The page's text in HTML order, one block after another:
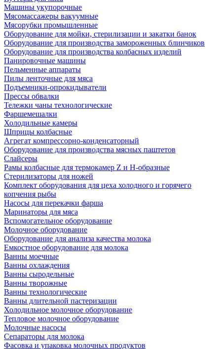
Машины укупорочные
Мясомассажеры вакуумные
Мясорубки промышленные
Оборудование для мойки, стерилизации и закатки банок
Оборудование для производства замороженных блинчиков
Оборудование для производства колбасных изделий
Панировочные машины
Пельменные аппараты
Пилы ленточные для мяса
Подъемники-опрокидыватели
Прессы обвалки
Тележки чаны технологические
Фаршемешалки
Холодильные камеры
Шприцы колбасные
Агрегат компрессорно-конденсаторный
Оборудование для производства мясных паштетов
Слайсеры
Рамы колбасные для термокамер Z и H-образные
Стерилизаторы для ножей
Комплект оборудования для цеха холодного и горячего
копчения рыбы
Насосы для перекачки фарша
Маринаторы для мяса
Вспомогательное оборудование
Молочное оборудование
Оборудование для анализа качества молока
Емкостное оборудование для молока
Ванны моечные
Ванны охлаждения
Ванны сыродельные
Ванны творожные
Ванны технологические
Ванны длительной пастеризации
Холодильное молочное оборудование
Тепловое молочное оборудование
Молочные насосы
Сепараторы для молока
Фасовка и упаковка молочных продуктов